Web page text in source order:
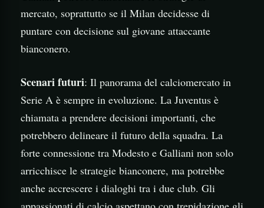
mercato, soprattutto se il Milan decidesse di
puntare con decisione sul giovane attaccante
bianconero.
Scenari futuri: Il panorama del calciomercato in
Serie A è sempre in evoluzione. La Juventus è
chiamata a prendere decisioni importanti, che
potrebbero delineare il futuro della squadra. La
forte connessione tra Modesto e Galliani non solo
arricchisce le strategie bianconere, ma potrebbe
anche accrescere i dialoghi tra i due club. Gli